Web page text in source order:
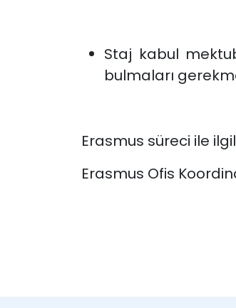
Staj kabul
bulmaları
Erasmus süreci ile
Erasmus Ofis